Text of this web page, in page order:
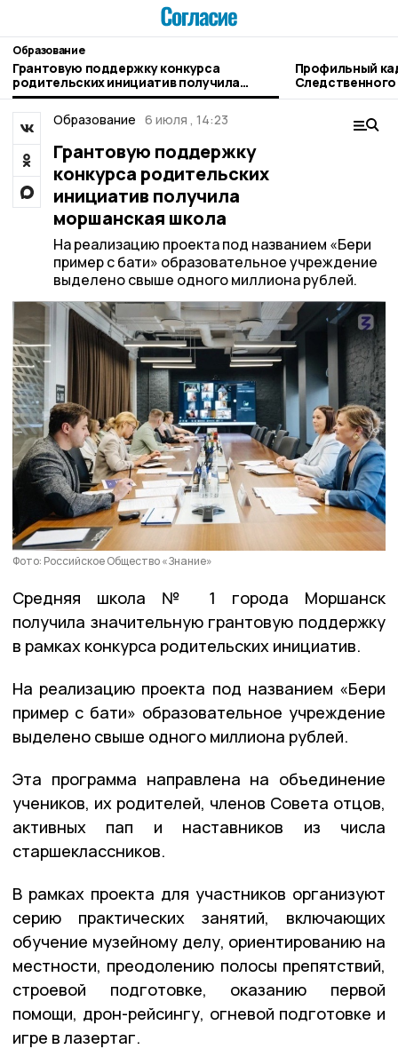
Образование
Грантовую поддержку конкурса
родительских инициатив получила
моршанская школа
Профильный
открывается в
Образование 6 июля , 14:23
Грантовую поддержку
конкурса родительских
инициатив получила
моршанская школа
На реализацию проекта под названием «Бери
пример с бати» образовательное учреждение
выделено свыше одного миллиона рублей.
Фото: Российское Общество «Знание»
Средняя школа № 1 города Моршанск
получила значительную грантовую поддержку
в рамках конкурса родительских инициатив.
На реализацию проекта под названием «Бери
пример с бати» образовательное учреждение
выделено свыше одного миллиона рублей.
Эта программа направлена на объединение
учеников, их родителей, членов Совета отцов,
активных пап и наставников из числа
старшеклассников.
В рамках проекта для участников организуют
серию практических занятий, включающих
обучение музейному делу, ориентированию на
местности, преодолению полосы препятствий,
строевой подготовке, оказанию первой
помощи, дрон-рейсингу, огневой подготовке и
игре в лазертаг.